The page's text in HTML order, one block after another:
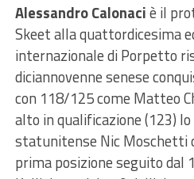
Alessandro Calonaciè il
Skeet alla quattordicesima
internazionale di Porpetto
diciannovenne senese
con 118/125 come Matteo
alto in qualificazione (123)
statunitense Nic Moschetti
prima posizione seguito dal